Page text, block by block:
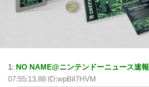
1: NO NAME@ニンテンドーニュース速報
07:55:13.88 ID:wpBiI7HVM